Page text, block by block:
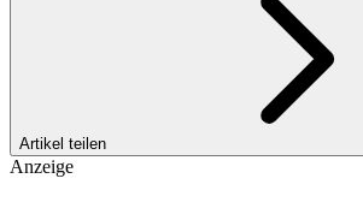
Artikel teilen
Anzeige